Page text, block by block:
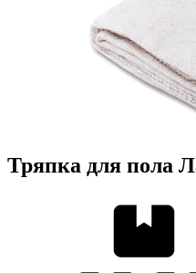
Тряпка для пола